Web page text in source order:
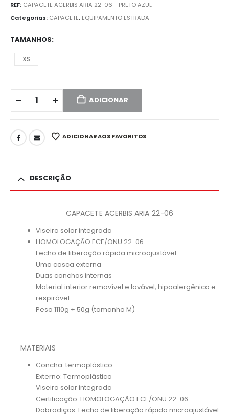
REF: CAPACETE ACERBIS ARIA 22-06 - PRETO AZUL
Categorias: CAPACETE, EQUIPAMENTO ESTRADA
TAMANHOS
XS
ADICIONAR
ADICIONAR AOS FAVORITOS
DESCRIÇÃO
CAPACETE ACERBIS ARIA 22-06
Viseira solar integrada
HOMOLOGAÇÃO ECE/ONU 22-06
Fecho de liberação rápida microajustável
Uma casca externa
Duas conchas internas
Material interior removível e lavável, hipoalergênico e
respirável
Peso 1110g ± 50g (tamanho M)
MATERIAIS
Concha: termoplástico
Externo: Termoplástico
Viseira solar integrada
Certificação: HOMOLOGAÇÃO ECE/ONU 22-06
Dobradiças: Fecho de liberação rápida microajustável